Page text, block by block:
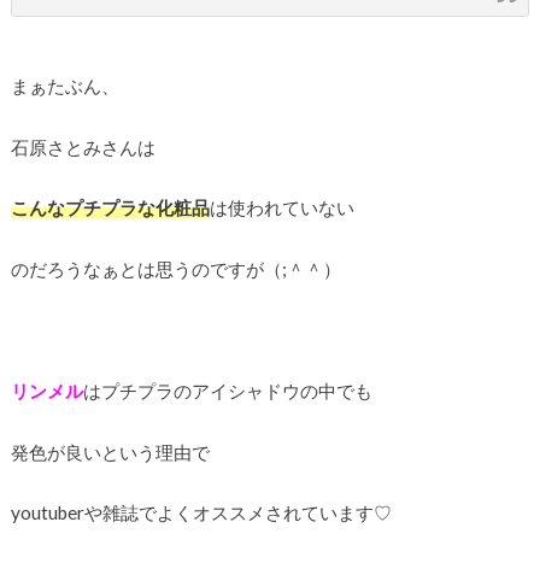
まぁたぶん、
石原さとみさんは
こんなプチプラな化粧品は使われていない
のだろうなぁとは思うのですが（;＾＾）
リンメルはプチプラのアイシャドウの中でも
発色が良いという理由で
youtuberや雑誌でよくオススメされています♡